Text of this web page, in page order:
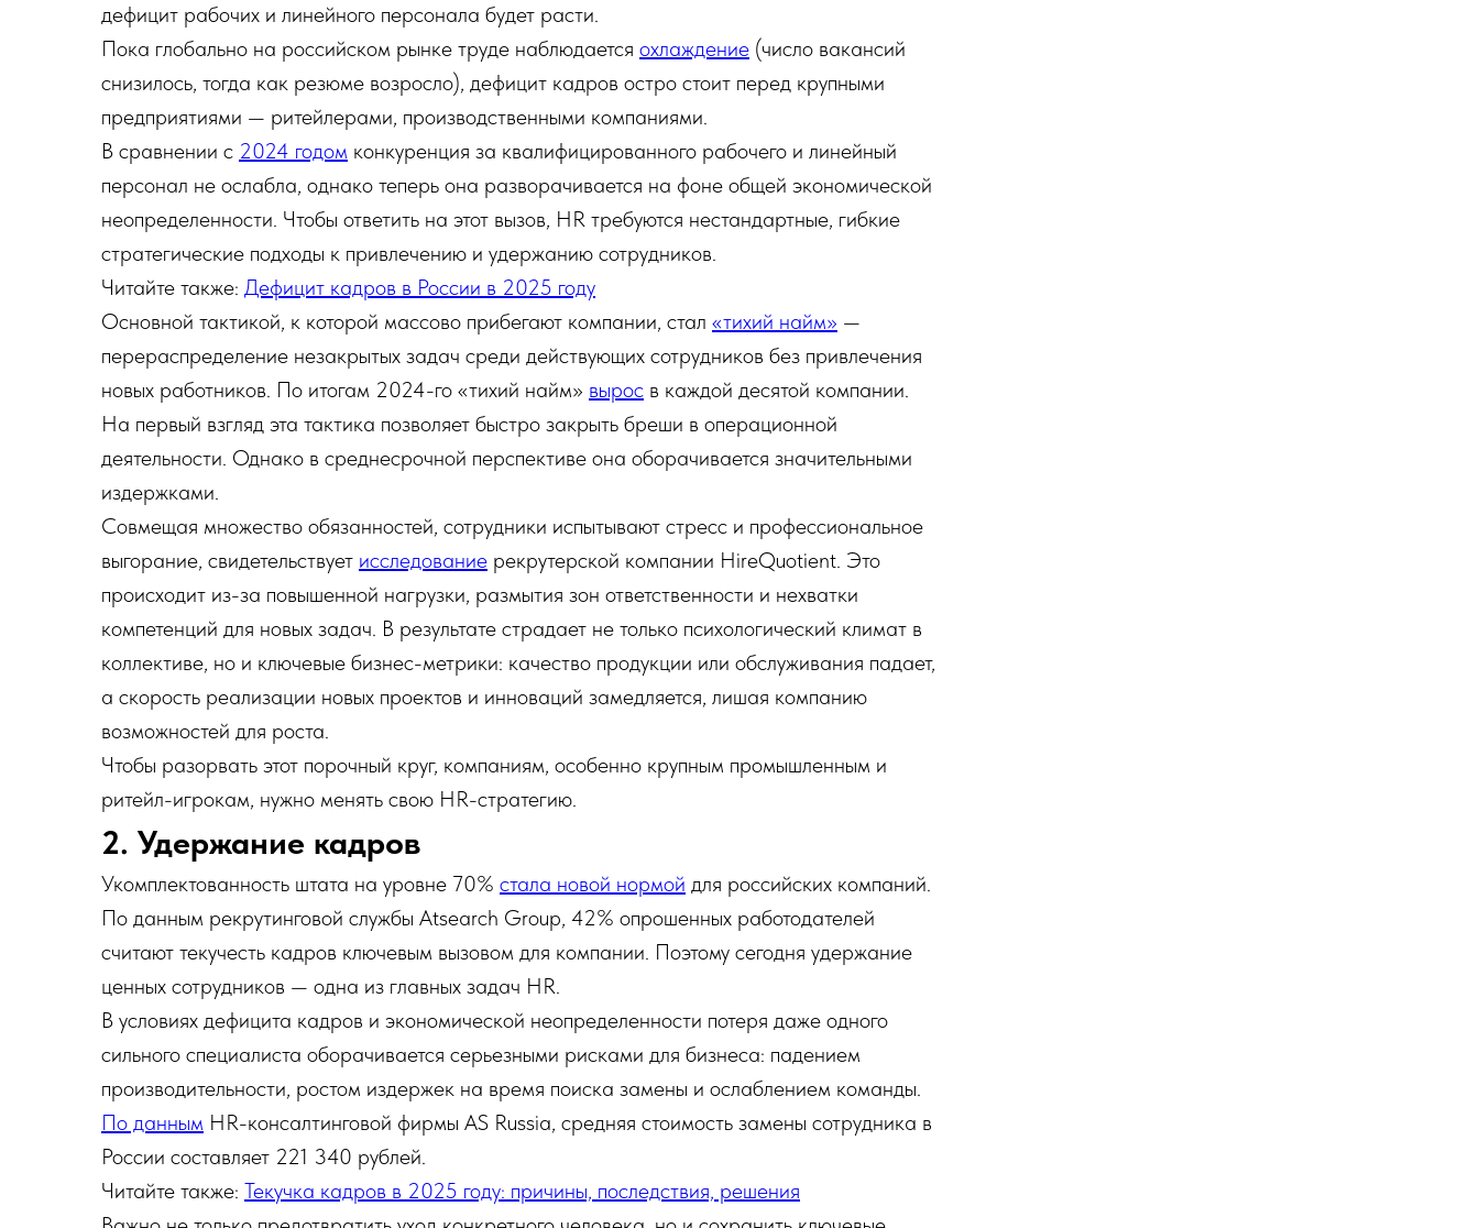
дефицит рабочих и линейного персонала будет расти.
Пока глобально на российском рынке труде наблюдается охлаждение (число вакансий
снизилось, тогда как резюме возросло), дефицит кадров остро стоит перед крупными
предприятиями — ритейлерами, производственными компаниями.
В сравнении с 2024 годом конкуренция за квалифицированного рабочего и линейный
персонал не ослабла, однако теперь она разворачивается на фоне общей экономической
неопределенности. Чтобы ответить на этот вызов, HR требуются нестандартные, гибкие
стратегические подходы к привлечению и удержанию сотрудников.
Читайте также: Дефицит кадров в России в 2025 году
Основной тактикой, к которой массово прибегают компании, стал «тихий найм» —
перераспределение незакрытых задач среди действующих сотрудников без привлечения
новых работников. По итогам 2024-го «тихий найм» вырос в каждой десятой компании.
На первый взгляд эта тактика позволяет быстро закрыть бреши в операционной
деятельности. Однако в среднесрочной перспективе она оборачивается значительными
издержками.
Совмещая множество обязанностей, сотрудники испытывают стресс и профессиональное
выгорание, свидетельствует исследование рекрутерской компании HireQuotient. Это
происходит из-за повышенной нагрузки, размытия зон ответственности и нехватки
компетенций для новых задач. В результате страдает не только психологический климат в
коллективе, но и ключевые бизнес-метрики: качество продукции или обслуживания падает,
а скорость реализации новых проектов и инноваций замедляется, лишая компанию
возможностей для роста.
Чтобы разорвать этот порочный круг, компаниям, особенно крупным промышленным и
ритейл-игрокам, нужно менять свою HR-стратегию.
2. Удержание кадров
Укомплектованность штата на уровне 70% стала новой нормой для российских компаний.
По данным рекрутинговой службы Atsearch Group, 42% опрошенных работодателей
считают текучесть кадров ключевым вызовом для компании. Поэтому сегодня удержание
ценных сотрудников — одна из главных задач HR.
В условиях дефицита кадров и экономической неопределенности потеря даже одного
сильного специалиста оборачивается серьезными рисками для бизнеса: падением
производительности, ростом издержек на время поиска замены и ослаблением команды.
По данным HR-консалтинговой фирмы AS Russia, средняя стоимость замены сотрудника в
России составляет 221 340 рублей.
Читайте также: Текучка кадров в 2025 году: причины, последствия, решения